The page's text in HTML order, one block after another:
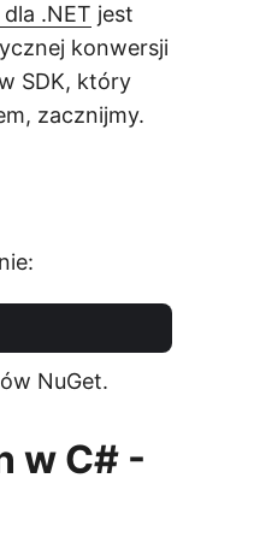
.NET jest
konwersji
SDK, który
zacznijmy.
NuGet.
w C# -